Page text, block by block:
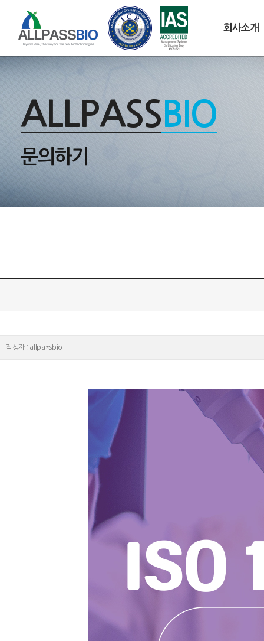
회사소개
ALLPASS BIO
문의하기
작성자 : allpa*sbio